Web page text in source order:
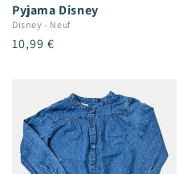
Pyjama Disney
Disney - Neuf
Prix
10,99 €